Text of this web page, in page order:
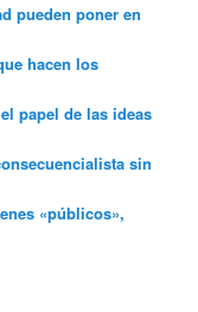
pueden poner en
hacen los
papel de las ideas
sin
«públicos»,